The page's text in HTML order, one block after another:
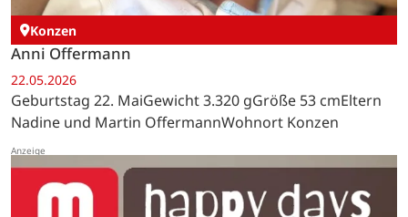
Konzen
Anni Offermann
22.05.2026
Geburtstag 22. MaiGewicht 3.320 gGröße 53 cmEltern
Nadine und Martin OffermannWohnort Konzen